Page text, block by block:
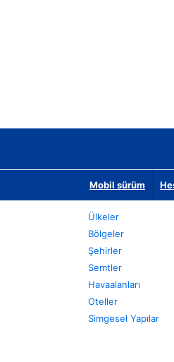
Mobil sürüm
Ülkeler
Bölgeler
Şehirler
Semtler
Havaalanları
Oteller
Simgesel Yapılar